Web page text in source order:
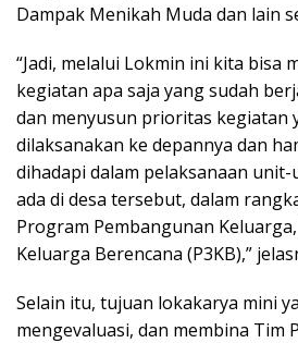
Dampak Menikah Muda dan lain
“Jadi, melalui Lokmin ini kita bisa
kegiatan apa saja yang sudah
dan menyusun prioritas kegiatan
dilaksanakan ke depannya dan
dihadapi dalam pelaksanaan
ada di desa tersebut, dalam
Program Pembangunan
Keluarga Berencana (P3KB),”
Selain itu, tujuan lokakarya mini
mengevaluasi, dan membina Tim